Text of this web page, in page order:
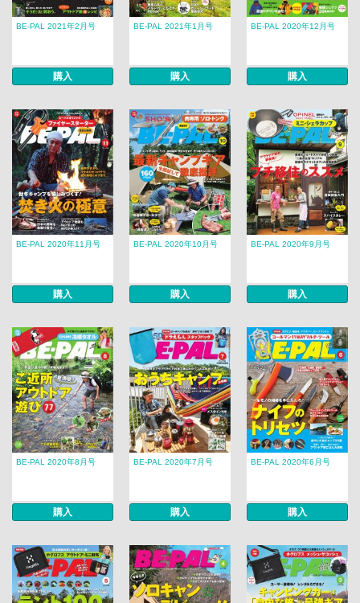
BE-PAL 2021年2月号
購入
BE-PAL 2021年1月号
購入
BE-PAL 2020年12月号
購入
BE-PAL 2020年11月号
購入
BE-PAL 2020年10月号
購入
BE-PAL 2020年9月号
購入
BE-PAL 2020年8月号
購入
BE-PAL 2020年7月号
購入
BE-PAL 2020年6月号
購入